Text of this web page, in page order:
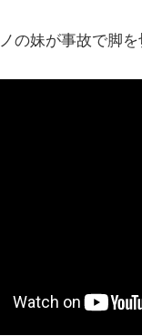
の妹が事故で脚